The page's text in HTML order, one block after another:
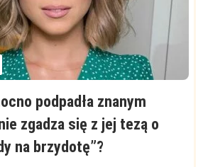
podpadła znanym
zgadza się z jej tezą o
na brzydotę”?